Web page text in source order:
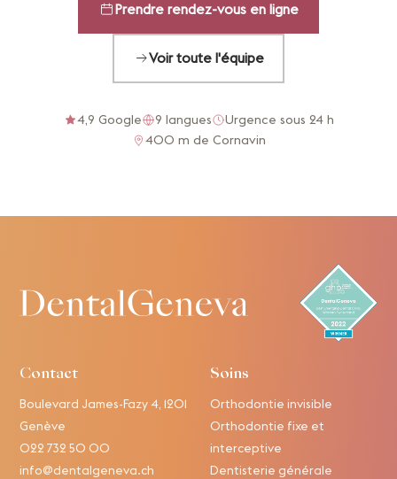
Prendre rendez-vous en ligne
Voir toute l'équipe
4,9 Google 9 langues
Urgence sous 24 h
400 m de Cornavin
Contact
Boulevard James-Fazy 4, 1201
Genève
022 732 50 00
info@dentalgeneva.ch
Soins
Orthodontie invisible
Orthodontie fixe et
interceptive
Dentisterie générale